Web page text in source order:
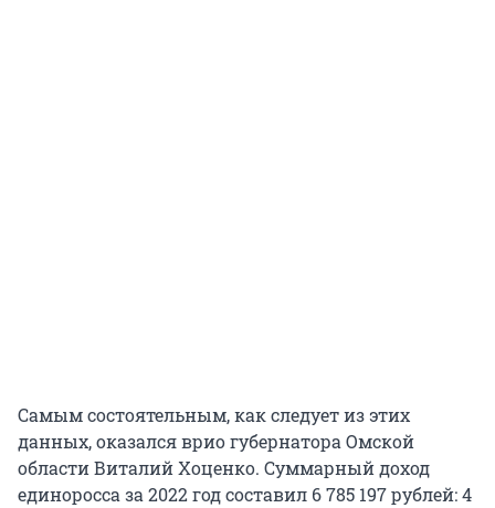
Самым состоятельным, как следует из этих
данных, оказался врио губернатора Омской
области Виталий Хоценко. Суммарный доход
единоросса за 2022 год составил 6 785 197 рублей: 4